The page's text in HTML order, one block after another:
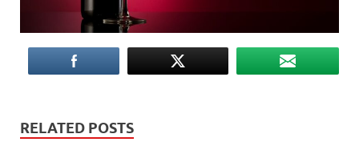
RELATED POSTS